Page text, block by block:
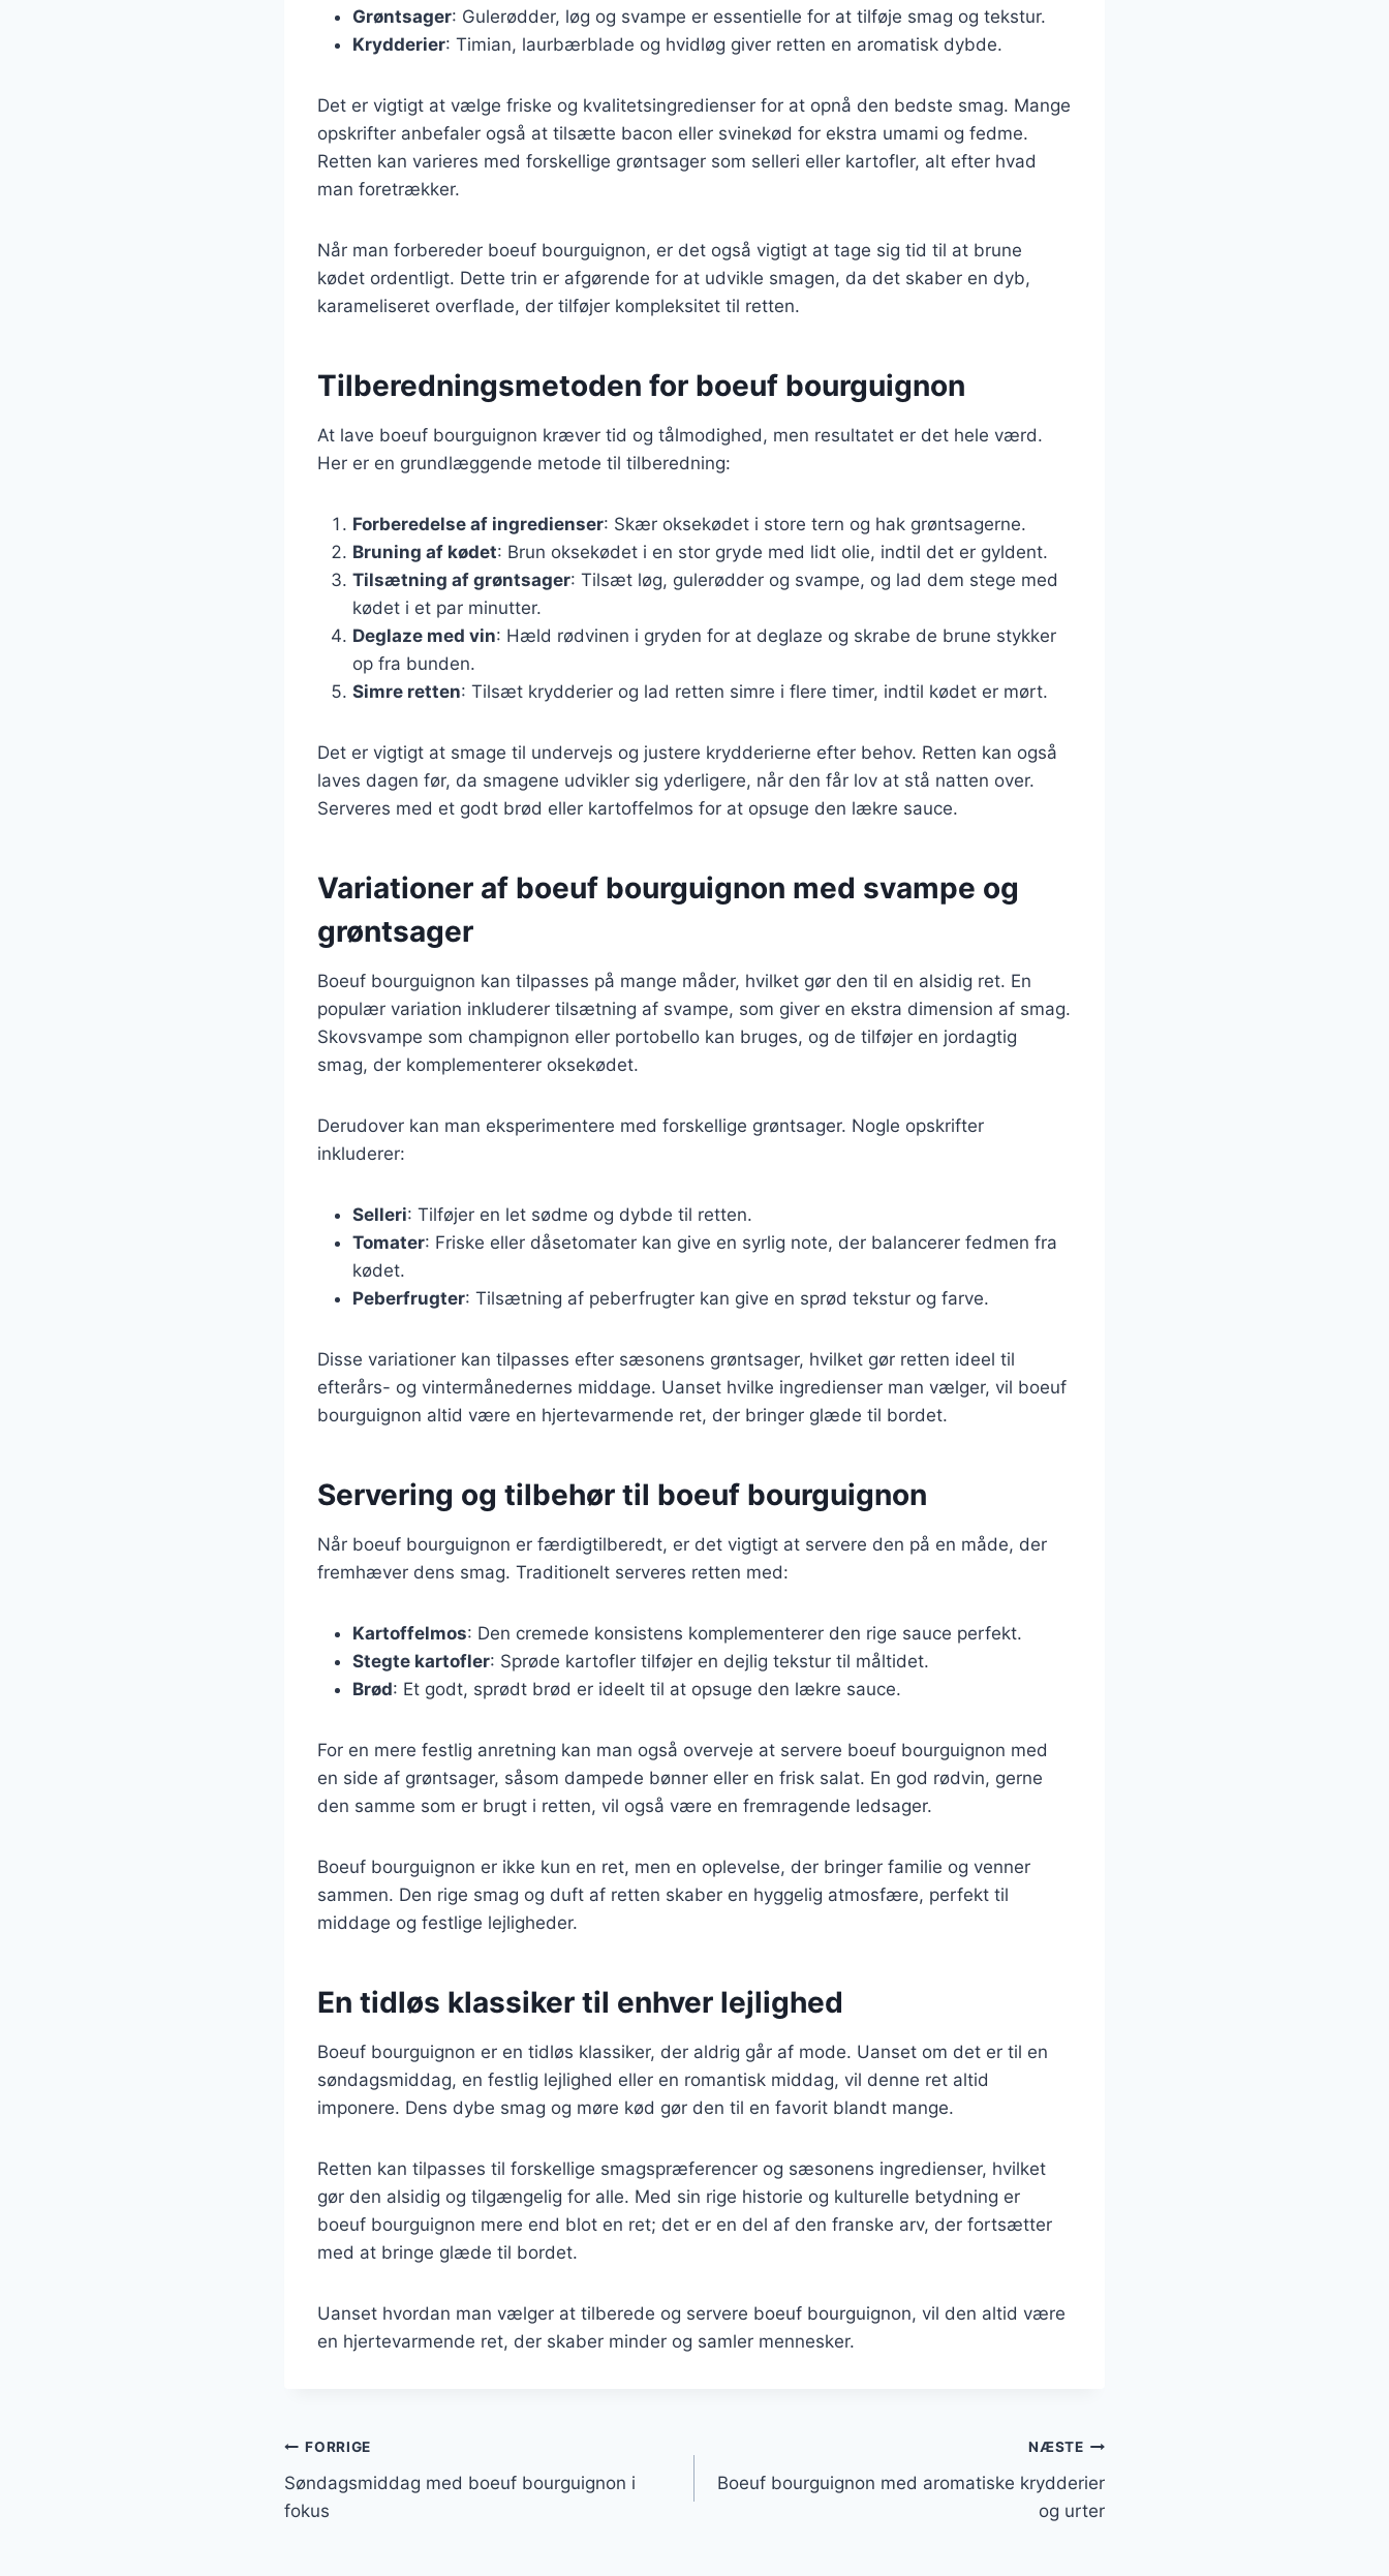
Grøntsager: Gulerødder, løg og svampe er essentielle for at tilføje smag og tekstur.
Krydderier: Timian, laurbærblade og hvidløg giver retten en aromatisk dybde.
Det er vigtigt at vælge friske og kvalitetsingredienser for at opnå den bedste smag. Mange
opskrifter anbefaler også at tilsætte bacon eller svinekød for ekstra umami og fedme.
Retten kan varieres med forskellige grøntsager som selleri eller kartofler, alt efter hvad
man foretrækker.
Når man forbereder boeuf bourguignon, er det også vigtigt at tage sig tid til at brune
kødet ordentligt. Dette trin er afgørende for at udvikle smagen, da det skaber en dyb,
karameliseret overflade, der tilføjer kompleksitet til retten.
Tilberedningsmetoden for boeuf bourguignon
At lave boeuf bourguignon kræver tid og tålmodighed, men resultatet er det hele værd.
Her er en grundlæggende metode til tilberedning:
Forberedelse af ingredienser: Skær oksekødet i store tern og hak grøntsagerne.
Bruning af kødet: Brun oksekødet i en stor gryde med lidt olie, indtil det er gyldent.
Tilsætning af grøntsager: Tilsæt løg, gulerødder og svampe, og lad dem stege med
kødet i et par minutter.
Deglaze med vin: Hæld rødvinen i gryden for at deglaze og skrabe de brune stykker
op fra bunden.
Simre retten: Tilsæt krydderier og lad retten simre i flere timer, indtil kødet er mørt.
Det er vigtigt at smage til undervejs og justere krydderierne efter behov. Retten kan også
laves dagen før, da smagene udvikler sig yderligere, når den får lov at stå natten over.
Serveres med et godt brød eller kartoffelmos for at opsuge den lækre sauce.
Variationer af boeuf bourguignon med svampe og
grøntsager
Boeuf bourguignon kan tilpasses på mange måder, hvilket gør den til en alsidig ret. En
populær variation inkluderer tilsætning af svampe, som giver en ekstra dimension af smag.
Skovsvampe som champignon eller portobello kan bruges, og de tilføjer en jordagtig
smag, der komplementerer oksekødet.
Derudover kan man eksperimentere med forskellige grøntsager. Nogle opskrifter
inkluderer:
Selleri: Tilføjer en let sødme og dybde til retten.
Tomater: Friske eller dåsetomater kan give en syrlig note, der balancerer fedmen fra
kødet.
Peberfrugter: Tilsætning af peberfrugter kan give en sprød tekstur og farve.
Disse variationer kan tilpasses efter sæsonens grøntsager, hvilket gør retten ideel til
efterårs- og vintermånedernes middage. Uanset hvilke ingredienser man vælger, vil boeuf
bourguignon altid være en hjertevarmende ret, der bringer glæde til bordet.
Servering og tilbehør til boeuf bourguignon
Når boeuf bourguignon er færdigtilberedt, er det vigtigt at servere den på en måde, der
fremhæver dens smag. Traditionelt serveres retten med:
Kartoffelmos: Den cremede konsistens komplementerer den rige sauce perfekt.
Stegte kartofler: Sprøde kartofler tilføjer en dejlig tekstur til måltidet.
Brød: Et godt, sprødt brød er ideelt til at opsuge den lækre sauce.
For en mere festlig anretning kan man også overveje at servere boeuf bourguignon med
en side af grøntsager, såsom dampede bønner eller en frisk salat. En god rødvin, gerne
den samme som er brugt i retten, vil også være en fremragende ledsager.
Boeuf bourguignon er ikke kun en ret, men en oplevelse, der bringer familie og venner
sammen. Den rige smag og duft af retten skaber en hyggelig atmosfære, perfekt til
middage og festlige lejligheder.
En tidløs klassiker til enhver lejlighed
Boeuf bourguignon er en tidløs klassiker, der aldrig går af mode. Uanset om det er til en
søndagsmiddag, en festlig lejlighed eller en romantisk middag, vil denne ret altid
imponere. Dens dybe smag og møre kød gør den til en favorit blandt mange.
Retten kan tilpasses til forskellige smagspræferencer og sæsonens ingredienser, hvilket
gør den alsidig og tilgængelig for alle. Med sin rige historie og kulturelle betydning er
boeuf bourguignon mere end blot en ret; det er en del af den franske arv, der fortsætter
med at bringe glæde til bordet.
Uanset hvordan man vælger at tilberede og servere boeuf bourguignon, vil den altid være
en hjertevarmende ret, der skaber minder og samler mennesker.
Indlægsnavigation
FORRIGE
Søndagsmiddag med boeuf bourguignon i
fokus
NÆSTE
Boeuf bourguignon med aromatiske krydderier
og urter